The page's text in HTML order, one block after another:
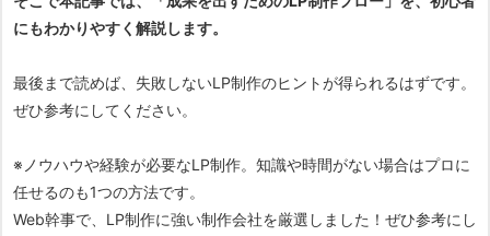
にもわかりやすく解説します。
最後まで読めば、失敗しないLP制作のヒントが得られるはずです。
ぜひ参考にしてください。
※ノウハウや経験が必要なLP制作。知識や時間がない場合はプロに
任せるのも1つの方法です。
Web幹事で、LP制作に強い制作会社を厳選しました！ぜひ参考にし